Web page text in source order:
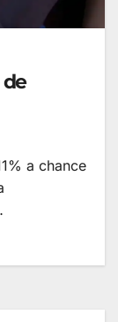
a chance